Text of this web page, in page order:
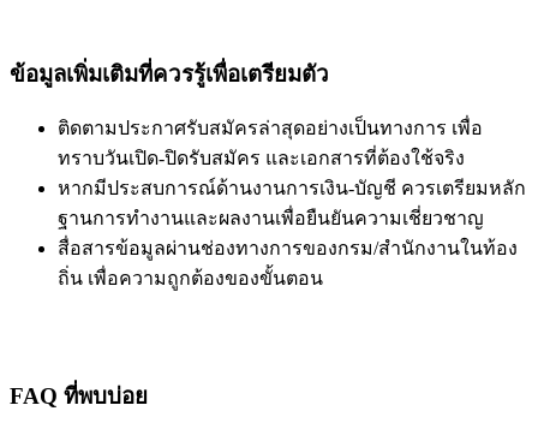
ข้อมูลเพิ่มเติมที่ควรรู้เพื่อเตรียมตัว
ติดตามประกาศรับสมัครล่าสุดอย่างเป็นทางการ เพื่อ
ทราบวันเปิด-ปิดรับสมัคร และเอกสารที่ต้องใช้จริง
หากมีประสบการณ์ด้านงานการเงิน-บัญชี ควรเตรียมหลัก
ฐานการทำงานและผลงานเพื่อยืนยันความเชี่ยวชาญ
สื่อสารข้อมูลผ่านช่องทางการของกรม/สำนักงานในท้อง
ถิ่น เพื่อความถูกต้องของขั้นตอน
FAQ ที่พบบ่อย